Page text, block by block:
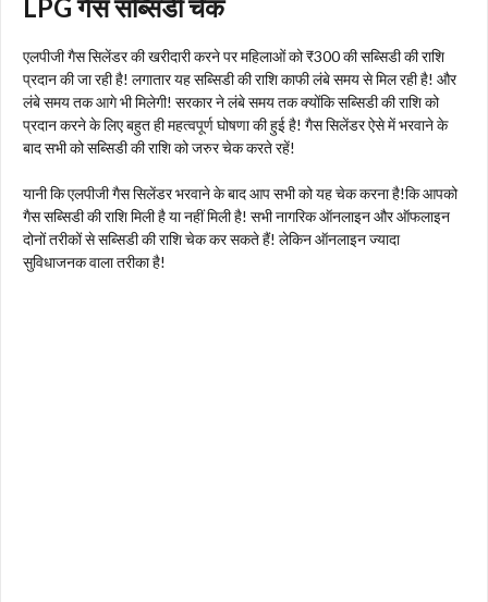
LPG गैस सब्सिडी चेक
एलपीजी गैस सिलेंडर की खरीदारी करने पर महिलाओं को ₹300 की सब्सिडी की राशि
प्रदान की जा रही है! लगातार यह सब्सिडी की राशि काफी लंबे समय से मिल रही है! और
लंबे समय तक आगे भी मिलेगी! सरकार ने लंबे समय तक क्योंकि सब्सिडी की राशि को
प्रदान करने के लिए बहुत ही महत्वपूर्ण घोषणा की हुई है! गैस सिलेंडर ऐसे में भरवाने के
बाद सभी को सब्सिडी की राशि को जरुर चेक करते रहें!
यानी कि एलपीजी गैस सिलेंडर भरवाने के बाद आप सभी को यह चेक करना है!कि आपको
गैस सब्सिडी की राशि मिली है या नहीं मिली है! सभी नागरिक ऑनलाइन और ऑफलाइन
दोनों तरीकों से सब्सिडी की राशि चेक कर सकते हैं! लेकिन ऑनलाइन ज्यादा
सुविधाजनक वाला तरीका है!